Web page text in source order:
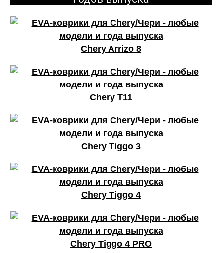
Chery Arrizo 8
Chery T11
Chery Tiggo 3
Chery Tiggo 4
Chery Tiggo 4 PRO